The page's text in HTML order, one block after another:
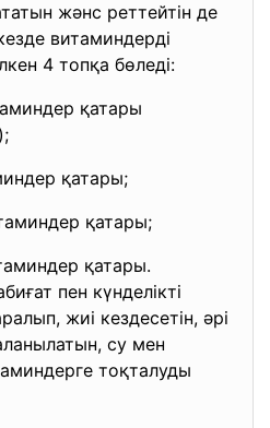
жәнс реттейтін де
витаминдерді
4 топқа бөледі:
қатары
қатары;
қатары;
қатары.
пен күнделікті
жиі кездесетін, әрі
су мен
тоқталуды